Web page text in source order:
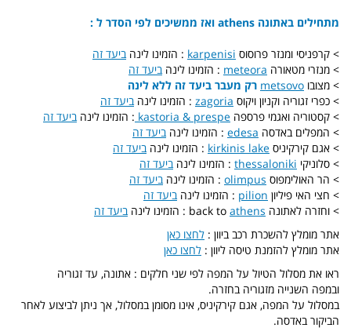
מתחילים באתונה athens ואז ממשיכים לפי הסדר ל :
> קרפניסי ומנזר פרוסוס karpenisi : הזמינו לינהביעד זה
> מנזרי מטאורה meteora : הזמינו לינהביעד זה
> מצובו metsovo רק מעבר ביעד זה ללא לינה
> כפרי זגוריה וקניון ויקוס zagoria : הזמינו לינהביעד זה
> קסטוריה ואגמי פרספה kastoria & prespe : הזמינו לינהביעד זה
> המפלים באדסה edesa : הזמינו לינהביעד זה
> אגם קירקיניס kirkinis lake : הזמינו לינהביעד זה
> סלוניקי thessaloniki : הזמינו לינהביעד זה
> הר האולימפוס olimpus : הזמינו לינה ביעד זה
> חצי האי פיליון pilion : הזמינו לינהביעד זה
> וחזרה לאתונה back to athens : הזמינו לינהביעד זה
אתר מומלץ להשכרת רכב ביוון : לחצו כאן
אתר מומלץ להזמנת טיסה ליוון : לחצו כאן
ראו את מסלול הטיול על המפה לפי שני חלקים : אתונה, עד זגוריה
ובמפה השנייה מזגוריה בחזרה.
במסלול על המפה, אגם קירקיניס, אינו מסומן במסלול, אך ניתן לביצוע לאחר
הביקור באדסה.